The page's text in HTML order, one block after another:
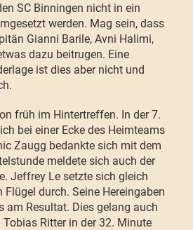
SC Binningen nicht in ein
werden. Mag sein, dass
Gianni Barile, Avni Halimi,
dazu beitrugen. Eine
ist dies aber nicht und
früh im Hintertreffen. In der 7.
bei einer Ecke des Heimteams
Zaugg bedankte sich mit dem
meldete sich auch der
Jeffrey Le setzte sich gleich
durch. Seine Hereingaben
am Resultat. Dies gelang auch
Tobias Ritter in der 32. Minute